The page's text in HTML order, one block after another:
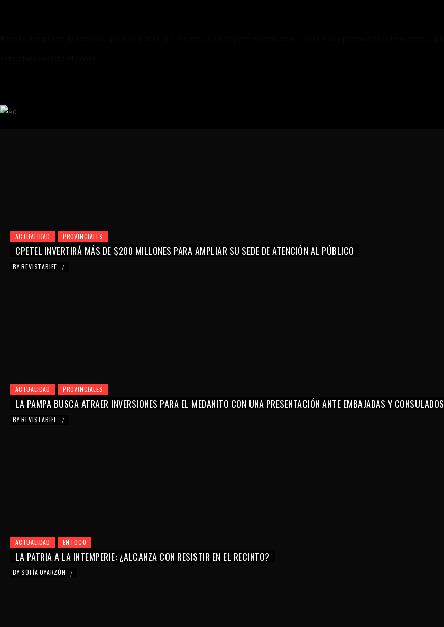
ACTUALIDAD PROVINCIALES
CPETEL INVERTIRÁ MÁS DE $200 MILLONES PARA AMPLIAR SU SEDE DE ATENCIÓN AL PÚBLICO
BY REVISTABIFE /
ACTUALIDAD PROVINCIALES
LA PAMPA BUSCA ATRAER INVERSIONES PARA EL MEDANITO CON UNA PRESENTACIÓN ANTE EMBAJADAS Y CONSULADOS
BY REVISTABIFE /
ACTUALIDAD EN FOCO
LA PATRIA A LA INTEMPERIE: ¿ALCANZA CON RESISTIR EN EL RECINTO?
BY SOFÍA OYARZÚN /